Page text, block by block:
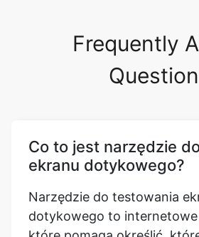
Frequently
Co to jest narzędzie
ekranu dotykowego?
Narzędzie do testowania
dotykowego to internetowe